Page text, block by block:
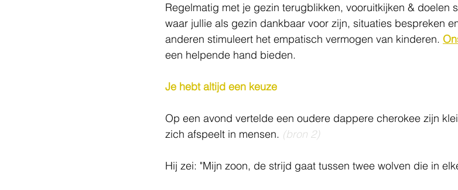
Regelmatig met je gezin terugblikken, vooruitkijken & doelen
waar jullie als gezin dankbaar voor zijn, situaties bespreken
anderen stimuleert het empatisch vermogen van kinderen.
een helpende hand bieden.
Je hebt altijd een keuze
Op een avond vertelde een oudere dappere cherokee zijn
zich afspeelt in mensen. (bron 2)
Hij zei: "Mijn zoon, de strijd gaat tussen twee wolven die in